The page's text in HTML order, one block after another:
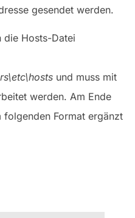
gesendet werden.
die Hosts-Datei
und muss mit
werden. Am Ende
Format ergänzt